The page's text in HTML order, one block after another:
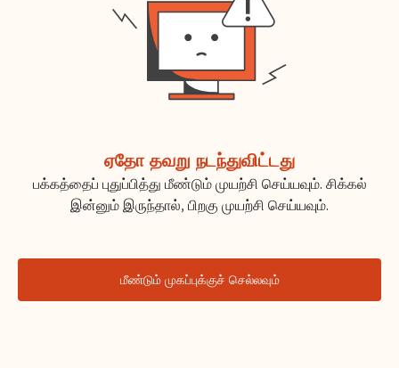
ஏதோ தவறு நடந்துவிட்டது
பக்கத்தைப் புதுப்பித்து மீண்டும் முயற்சி செய்யவும். சிக்கல்
இன்னும் இருந்தால், பிறகு முயற்சி செய்யவும்.
மீண்டும் முகப்புக்குச் செல்லவும்